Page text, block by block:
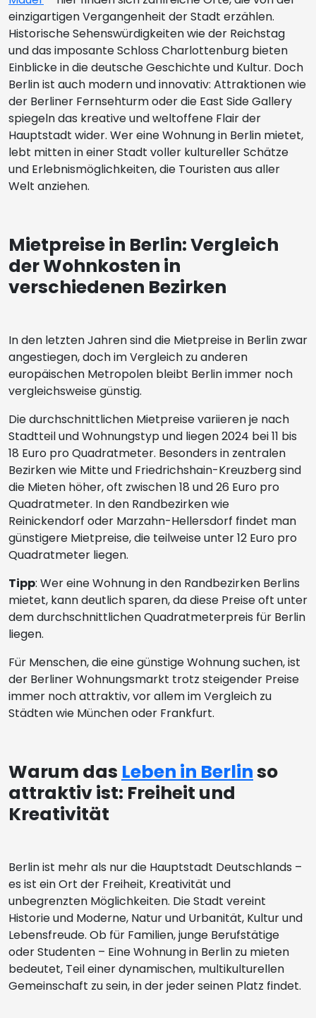
einzigartigen Vergangenheit der Stadt erzählen.
Historische Sehenswürdigkeiten wie der Reichstag
und das imposante Schloss Charlottenburg bieten
Einblicke in die deutsche Geschichte und Kultur. Doch
Berlin ist auch modern und innovativ: Attraktionen wie
der Berliner Fernsehturm oder die East Side Gallery
spiegeln das kreative und weltoffene Flair der
Hauptstadt wider. Wer eine Wohnung in Berlin mietet,
lebt mitten in einer Stadt voller kultureller Schätze
und Erlebnismöglichkeiten, die Touristen aus aller
Welt anziehen.
Mietpreise in Berlin: Vergleich
der Wohnkosten in
verschiedenen Bezirken
In den letzten Jahren sind die Mietpreise in Berlin zwar
angestiegen, doch im Vergleich zu anderen
europäischen Metropolen bleibt Berlin immer noch
vergleichsweise günstig.
Die durchschnittlichen Mietpreise variieren je nach
Stadtteil und Wohnungstyp und liegen 2024 bei 11 bis
18 Euro pro Quadratmeter. Besonders in zentralen
Bezirken wie Mitte und Friedrichshain-Kreuzberg sind
die Mieten höher, oft zwischen 18 und 26 Euro pro
Quadratmeter. In den Randbezirken wie
Reinickendorf oder Marzahn-Hellersdorf findet man
günstigere Mietpreise, die teilweise unter 12 Euro pro
Quadratmeter liegen.
Tipp: Wer eine Wohnung in den Randbezirken Berlins
mietet, kann deutlich sparen, da diese Preise oft unter
dem durchschnittlichen Quadratmeterpreis für Berlin
liegen.
Für Menschen, die eine günstige Wohnung suchen, ist
der Berliner Wohnungsmarkt trotz steigender Preise
immer noch attraktiv, vor allem im Vergleich zu
Städten wie München oder Frankfurt.
Warum das Leben in Berlinso
attraktiv ist: Freiheit und
Kreativität
Berlin ist mehr als nur die Hauptstadt Deutschlands –
es ist ein Ort der Freiheit, Kreativität und
unbegrenzten Möglichkeiten. Die Stadt vereint
Historie und Moderne, Natur und Urbanität, Kultur und
Lebensfreude. Ob für Familien, junge Berufstätige
oder Studenten – Eine Wohnung in Berlin zu mieten
bedeutet, Teil einer dynamischen, multikulturellen
Gemeinschaft zu sein, in der jeder seinen Platz findet.